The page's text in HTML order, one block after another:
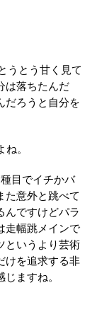
うとう甘く見て
は落ちたんだ
だろうと自分を
。
目でイチかバ
た意外と跳べて
んですけどパラ
走幅跳メインで
というより芸術
けを追求する非
ますね。